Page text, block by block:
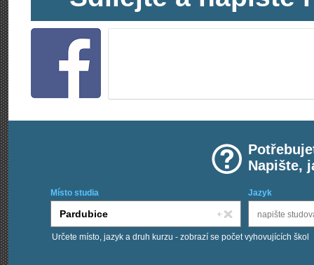
Napište,
Místo studia Jazyk
Určete místo, jazyk a druh kurzu - zobrazí se počet vyhovujících škol